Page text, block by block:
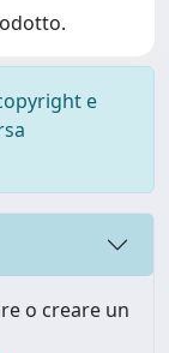
e
o creare un